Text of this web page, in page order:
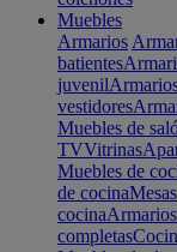
Muebles
Armarios
batientes
juvenil
vestidores
Muebles de
TVVitrinas
Muebles de
de cocina
cocina
completas